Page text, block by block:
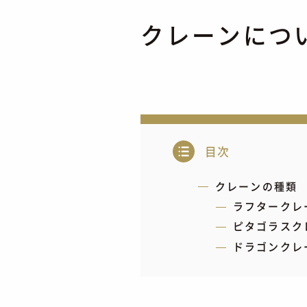
クレーンにつ
目次
クレーンの種類
ラフタークレ
ピタゴラスク
ドラゴンクレ